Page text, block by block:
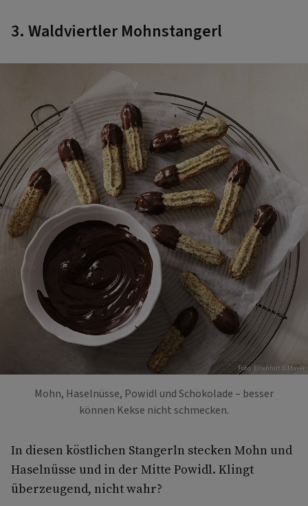
3. Waldviertler Mohnstangerl
Foto: Eisenhut & Mayer
Mohn, Haselnüsse, Powidl und Schokolade – besser
können Kekse nicht schmecken.
In diesen köstlichen Stangerln stecken Mohn und
Haselnüsse und in der Mitte Powidl. Klingt
überzeugend, nicht wahr?